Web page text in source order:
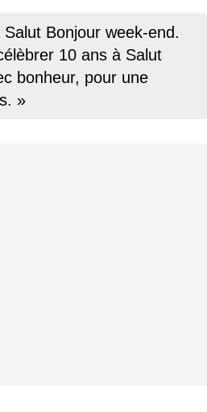
Bonjour week-end.
10 ans à Salut
bonheur, pour une
»